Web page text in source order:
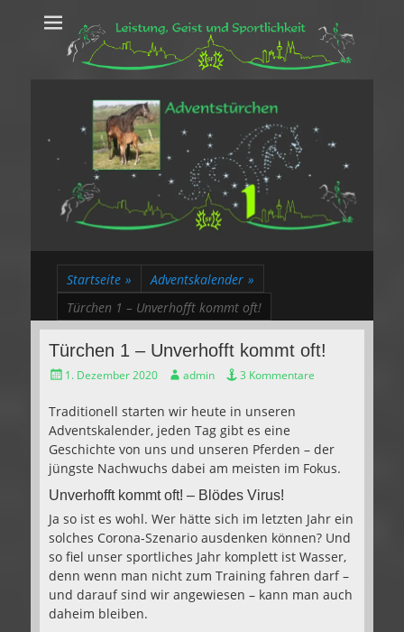
Leistung, Geist
und Sportlichkeit
Trakehner aus dem Herzen des Rheinlands
Startseite » Adventskalender »
Türchen 1 – Unverhofft kommt oft!
Türchen 1 – Unverhofft kommt oft!
Gepostet
1. Dezember 2020 Autoradmin 3 Kommentare
Traditionell starten wir heute in unseren
Adventskalender, jeden Tag gibt es eine
Geschichte von uns und unseren Pferden – der
jüngste Nachwuchs dabei am meisten im Fokus.
Unverhofft kommt oft! – Blödes Virus!
Ja so ist es wohl. Wer hätte sich im letzten Jahr ein
solches Corona-Szenario ausdenken können? Und
so fiel unser sportliches Jahr komplett ist Wasser,
denn wenn man nicht zum Training fahren darf –
und darauf sind wir angewiesen – kann man auch
daheim bleiben.